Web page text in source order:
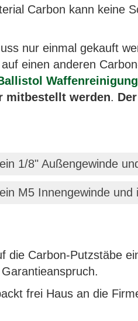
Carbon kann keine
nur einmal gekauft
einen anderen
mitbestellt werden.
1/8" Außengewinde
M5 Innengewinde
Carbon-Putzstäbe
frei Haus an die